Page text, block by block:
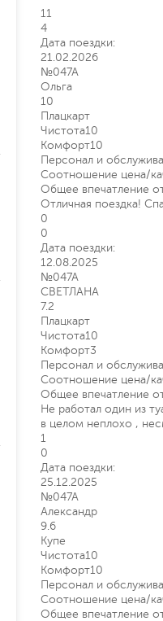
11
4
Дата поездки:
21.02.2026
№047А
Ольга
10
Плацкарт
Чистота10
Комфорт10
Персонал и
Соотношение цена/
Общее впечатление
Отличная поездка!
0
0
Дата поездки:
12.08.2025
№047А
СВЕТЛАНА
7.2
Плацкарт
Чистота10
Комфорт3
Персонал и
Соотношение цена/
Общее впечатление
Не работал один из
в целом неплохо ,
1
0
Дата поездки:
25.12.2025
№047А
Александр
9.6
Купе
Чистота10
Комфорт10
Персонал и
Соотношение цена/
Общее впечатление